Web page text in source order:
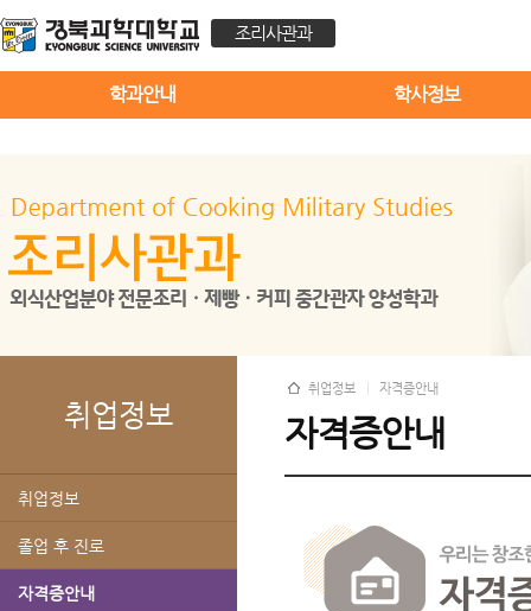
조리사관과
학과안내 학사정보
취업정보
취업정보
졸업 후 진로
자격증안내
취업정보 자격증안내
자격증안내